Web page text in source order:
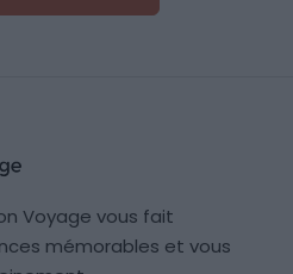
Voyage vous fait
mémorables et vous